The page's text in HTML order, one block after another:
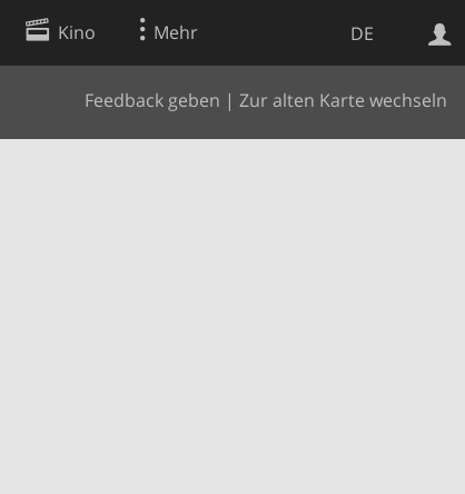
DE
Kino Mehr
Feedback geben | Zur alten Karte wechseln
Websuche